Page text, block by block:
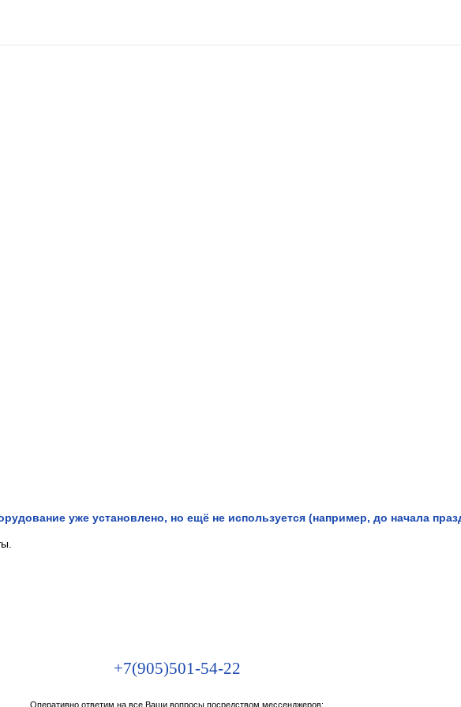
уже установлено, но ещё не используется (например, до начала
+7(905)501-54-22
Оперативно ответим на все Ваши вопросы посредством мессенджеров: